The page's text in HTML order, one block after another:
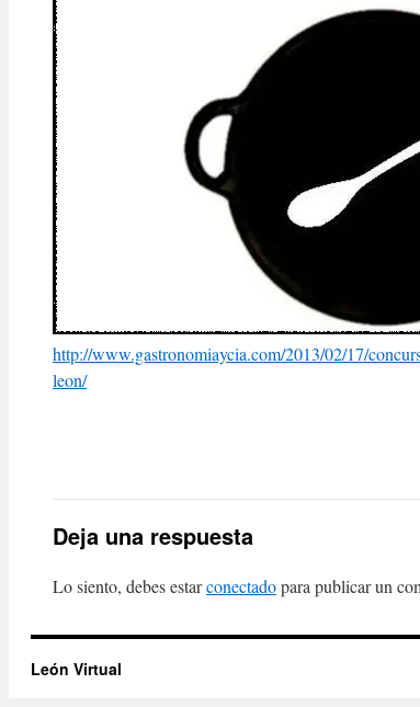
http://www.gastronomiaycia.com/2013/02/17/
leon/
Deja una respuesta
Lo siento, debes estarconectadopara publicar un
León Virtual